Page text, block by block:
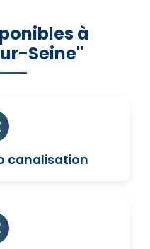
à
Seine"
canalisation